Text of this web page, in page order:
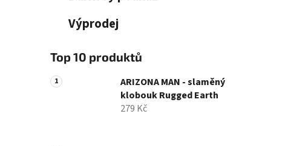
Výprodej
Top 10 produktů
ARIZONA MAN - slaměný
klobouk Rugged Earth
279 Kč